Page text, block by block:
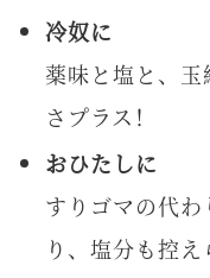
冷奴に
薬味と塩と、
さプラス！
おひたしに
すりゴマの代
り、塩分も控え